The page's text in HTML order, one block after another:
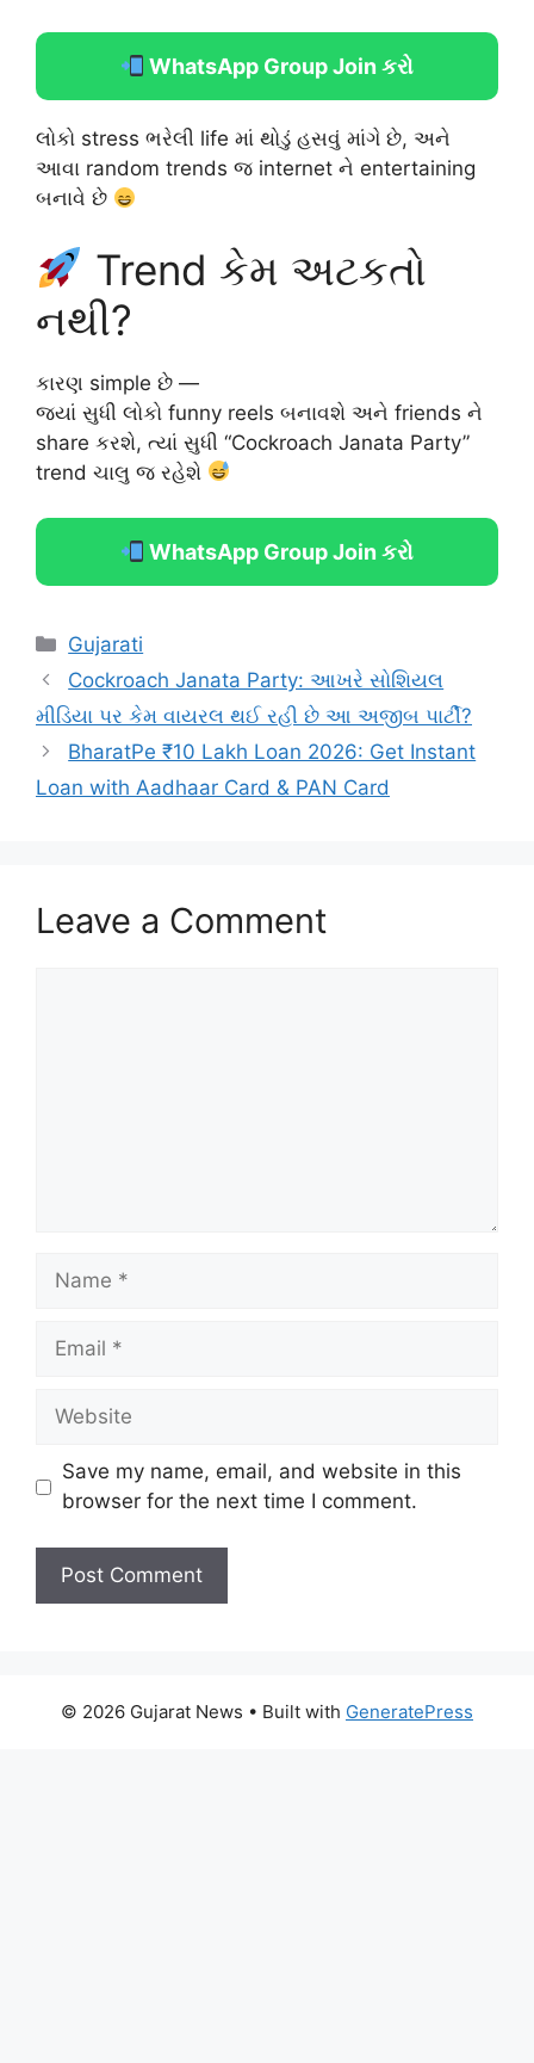
WhatsApp Group Join કરો
લોકો stress ભરેલી life માં થોડું હસવું માંગે છે, અને
આવા random trends જ internet ને entertaining
બનાવે છે
Trend કેમ અટકતો
નથી?
કારણ simple છે —
જ્યાં સુધી લોકો funny reels બનાવશે અને friends ને
share કરશે, ત્યાં સુધી “Cockroach Janata Party”
trend ચાલુ જ રહેશે
WhatsApp Group Join કરો
Categories
Gujarati
Cockroach Janata Party: આખરે સોશિયલ
મીડિયા પર કેમ વાયરલ થઈ રહી છે આ અજીબ પાર્ટી?
BharatPe ₹10 Lakh Loan 2026: Get Instant
Loan with Aadhaar Card & PAN Card
Leave a Comment
Name
Email
Website
Save my name, email, and website in this
browser for the next time I comment.
© 2026 Gujarat News • Built with GeneratePress